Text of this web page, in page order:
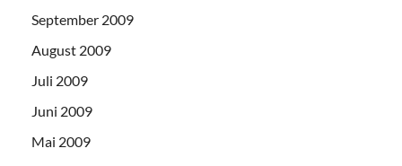
September 2009
August 2009
Juli 2009
Juni 2009
Mai 2009